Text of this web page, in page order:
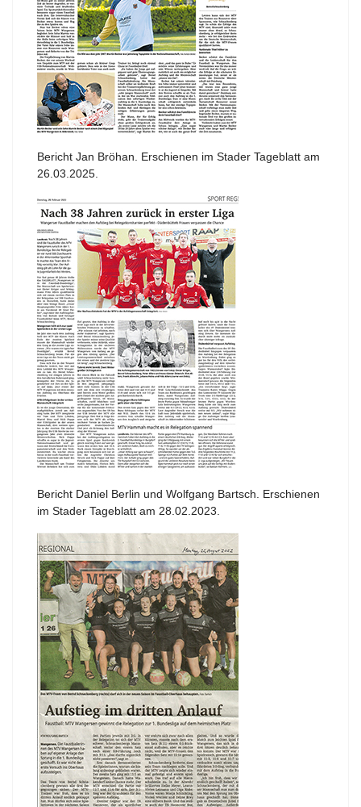
Bericht Jan Bröhan. Erschienen im Stader Tageblatt am
26.03.2025.
Bericht Daniel Berlin und Wolfgang Bartsch. Erschienen
im Stader Tageblatt am 28.02.2023.